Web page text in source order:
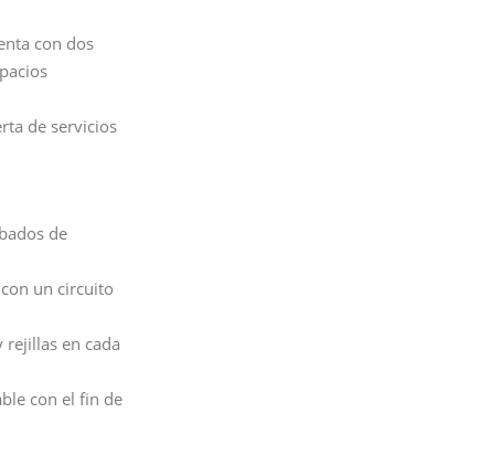
con dos
de servicios
de
un circuito
en cada
con el fin de